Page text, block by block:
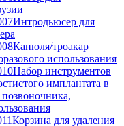
Интродьюсер для
Канюля/троакар
использования
Набор инструментов
имплантата в
Корзина для удаления